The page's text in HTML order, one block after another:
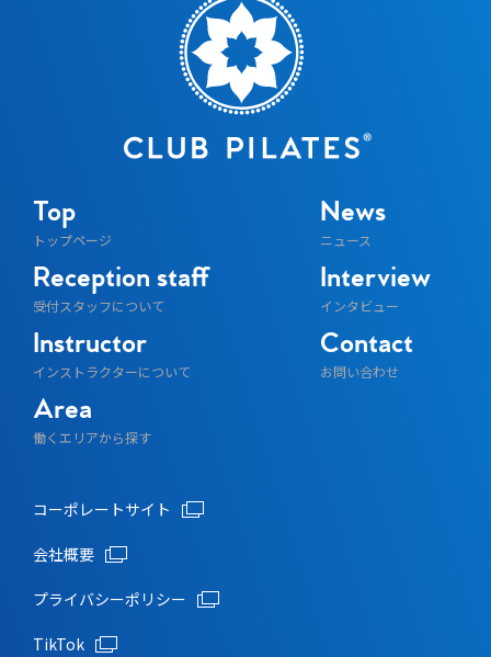
Top
トップページ
News
ニュース
Reception staff
受付スタッフについて
Interview
インタビュー
Instructor
インストラクターについて
Contact
お問い合わせ
Area
働くエリアから探す
コーポレートサイト
会社概要
プライバシーポリシー
TikTok